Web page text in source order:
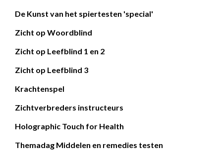
De Kunst van het spiertesten 'special'
Zicht op Woordblind
Zicht op Leefblind 1 en 2
Zicht op Leefblind 3
Krachtenspel
Zichtverbreders instructeurs
Holographic Touch for Health
Themadag Middelen en remedies testen